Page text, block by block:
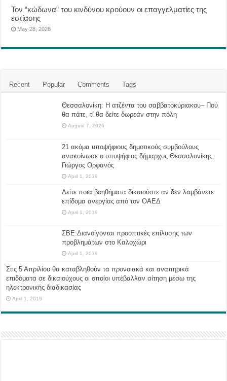
Τον “κώδωνα” του κινδύνου κρούουν οι επαγγελματίες της
εστίασης
May 28, 2026
Recent Popular Comments Tags
Θεσσαλονίκη: Η ατζέντα του σαββατοκύριακου– Πού
θα πάτε, τί θα δείτε δωρεάν στην πόλη
August 7, 2026
21 ακόμα υποψήφιους δημοτικούς συμβούλους
ανακοίνωσε ο υποψήφιος δήμαρχος Θεσσαλονίκης,
Γιώργος Ορφανός
April 1, 2019
Δείτε ποια βοηθήματα δικαιούστε αν δεν λαμβάνετε
επίδομα ανεργίας από τον ΟΑΕΔ
April 1, 2019
ΣΒΕ:Διανοίγονται προοπτικές επίλυσης των
προβλημάτων στο Καλοχώρι
April 1, 2019
Στις 5 Απριλίου θα καταβληθούν τα προνοιακά και αναπηρικά
επιδόματα σε δικαιούχους οι οποίοι υπέβαλλαν αίτηση μέσω της
ηλεκτρονικής διαδικασίας
April 1, 2019